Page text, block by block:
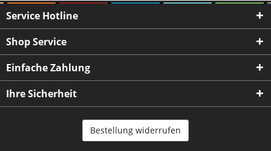
Service Hotline
Shop Service
Einfache Zahlung
Ihre Sicherheit
Bestellung widerrufen